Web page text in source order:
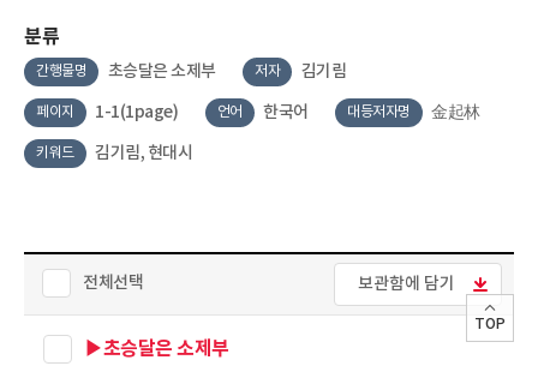
분류
간행물명 초승달은 소제부 저자 김기림
페이지 1-1(1page) 언어 한국어 대등저자명 金起林
키워드 김기림, 현대시
전체선택 보관함에 담기
▶초승달은 소제부
TOP